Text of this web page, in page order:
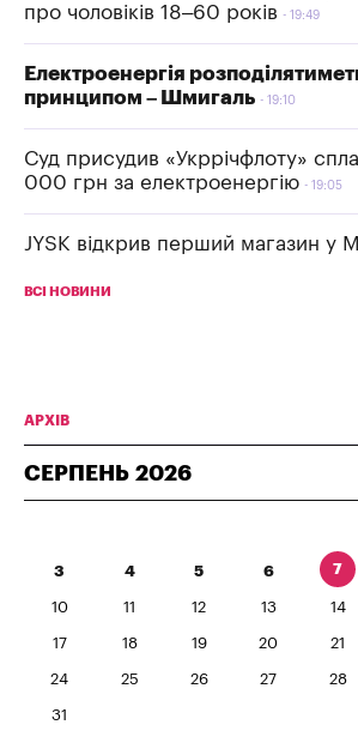
про чоловіків 18–60 років
19:49
Електроенергія
принципом – Шмигаль
19:10
Суд присудив «Укррічфлоту»
000 грн за електроенергію
19:05
JYSK відкрив перший магазин у
ВСІ НОВИНИ
АРХІВ
СЕРПЕНЬ 2026
3 4 5 6 7
10 11 12 13 14
17 18 19 20 21
24 25 26 27 28
31